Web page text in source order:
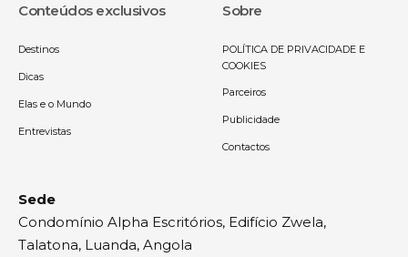
Conteúdos exclusivos
Destinos
Dicas
Elas e o Mundo
Entrevistas
Sobre
POLÍTICA DE PRIVACIDADE E
COOKIES
Parceiros
Publicidade
Contactos
Sede
Condomínio Alpha Escritórios, Edifício Zwela,
Talatona, Luanda, Angola